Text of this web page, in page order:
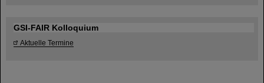
GSI-FAIR Kolloquium
Aktuelle Termine